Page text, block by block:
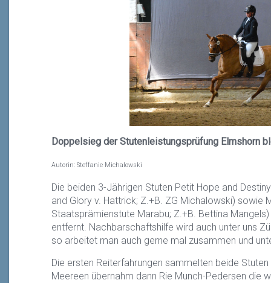
Doppelsieg der Stutenleistungsprüfung Elmshorn
Autorin: Steffanie Michalowski
Die beiden 3-Jährigen Stuten Petit Hope and
and Glory v. Hattrick; Z.+B. ZG Michalowski) sowie
Staatsprämienstute Marabu; Z.+B. Bettina
entfernt. Nachbarschaftshilfe wird auch unter uns
so arbeitet man auch gerne mal zusammen und
Die ersten Reiterfahrungen sammelten beide
Meereen übernahm dann Rie Munch-Pedersen die